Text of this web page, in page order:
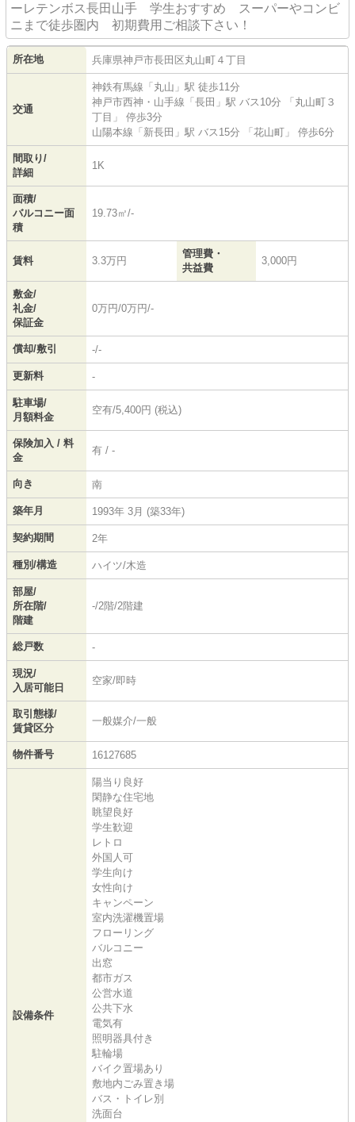
ーレテンボス長田山手 学生おすすめ スーパーやコンビ
ニまで徒歩圏内 初期費用ご相談下さい！
所在地 兵庫県神戸市長田区丸山町 ４丁目
交通
神鉄有馬線 「 丸山 」駅 徒歩11分
神戸市西神・山手線 「 長田 」駅 バス10分 「丸山町３
丁目」 停歩3分
山陽本線 「 新長田 」駅 バス15分 「花山町」 停歩6分
間取り/
詳細
1K
面積/
バルコニー面
積
19.73㎡/-
賃料 3.3万円
管理費・
共益費
3,000円
敷金/
礼金/
保証金
0万円/0万円/-
償却/敷引 -/-
更新料 -
駐車場/
月額料金
空有/5,400円 (税込)
保険加入 / 料
金
有 / -
向き 南
築年月 1993年 3月 (築33年)
契約期間 2年
種別/構造 ハイツ/木造
部屋/
所在階/
階建
-/2階/2階建
総戸数 -
現況/
入居可能日
空家/即時
取引態様/
賃貸区分
一般媒介/一般
物件番号 16127685
設備条件
陽当り良好
閑静な住宅地
眺望良好
学生歓迎
レトロ
外国人可
学生向け
女性向け
キャンペーン
室内洗濯機置場
フローリング
バルコニー
出窓
都市ガス
公営水道
公共下水
電気有
照明器具付き
駐輪場
バイク置場あり
敷地内ごみ置き場
バス・トイレ別
洗面台